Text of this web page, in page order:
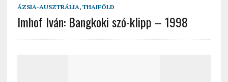
ÁZSIA-AUSZTRÁLIA, THAIFÖLD
Imhof Iván: Bangkoki szó-klipp – 1998